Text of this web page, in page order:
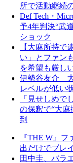
所で活動継続
Def Tech・
予4年判決“武
ショック
【大麻所持
い」とファン
を希望も厳し
伊勢谷友介
レベルが低い
「見せしめで
の保釈で“大
到
『THE W』
出だけでブレ
田中圭、バラ